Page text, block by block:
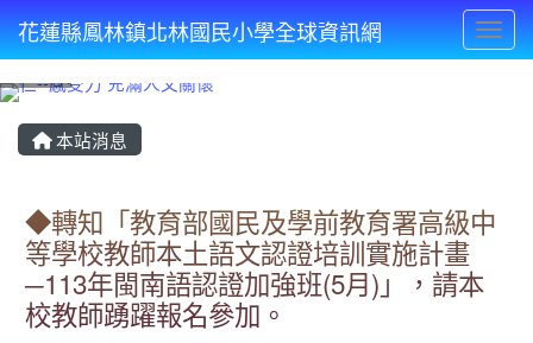
花蓮縣鳳林鎮北林國民小學全球資訊網
本站消息
◆轉知「教育部國民及學前教育署高級中
等學校教師本土語文認證培訓實施計畫
─113年閩南語認證加強班(5月)」，請本
校教師踴躍報名參加。